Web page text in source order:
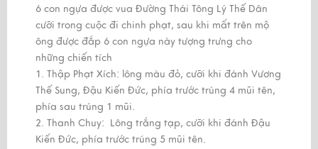
6 con ngựa được vua Đường Thái Tông Lý Thế Dân
cưỡi trong cuộc đi chinh phạt, sau khi mất trên mộ
ông được đắp 6 con ngựa này tượng trưng cho
những chiến tích
1. Thập Phạt Xích: lông màu đỏ, cưỡi khi đánh Vương
Thế Sung, Đậu Kiến Đức, phía trước trúng 4 mũi tên,
phía sau trúng 1 mũi.
2. Thanh Chuy: Lông trắng tạp, cưỡi khi đánh Đậu
Kiến Đức, phía trước trúng 5 mũi tên.